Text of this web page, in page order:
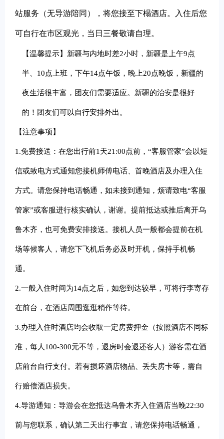
站服务（无导游陪同），将您接至下榻酒店。入住后您
可自行在市区观光，当日三餐敬请自理。
【温馨提示】新疆与内地时差2小时，新疆是上午9点
半、10点上班，下午14点午饭，晚上20点晚饭，新疆的
夜生活很丰富，团友们需要适应。新疆的治安是很好
的！团友们可以自行安排外出。
【注意事项】
1.免费接送：在您出行前1天21:00点前，“客服管家”会以短
信或致电方式通知您接机师傅电话、首晚酒店及办理入住
方式。请您保持电话畅通，如未接到通知，烦请致电“客服
管家”或客服进行核实确认，谢谢。提前抵达或推后离开乌
鲁木齐，也可免费安排接送。接机人员一般都会提前在机
场等候客人，请您下飞机后务必及时开机，保持手机畅
通。
2.一般入住时间为14点之后，如您到达较早，可将行李寄存
在前台，在酒店周围逛逛稍作等待。
3.办理入住时酒店均会收取一定房费押金（按照酒店不同标
准，每人100-300元不等，退房时会退还客人）游客需在酒
店前台自行支付。若有损坏酒店物品、丢失房卡等，需自
行赔偿酒店损失。
4.导游通知：导游会在您抵达乌鲁木齐入住酒店当晚22:30
前与您联系，确认第二天出行事宜，请您保持电话畅通，